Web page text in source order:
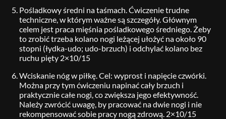
Pośladkowy średni na taśmach. Ćwiczenie trudne
techniczne, w którym ważne są szczegóły. Głównym
celem jest praca mięśnia pośladkowego średniego. Żeby
to zrobić trzeba kolano nogi leżącej ułożyć na około 90
stopni (łydka-udo; udo-brzuch) i odchylać kolano bez
ruchu pięty 2×10/15
Wciskanie nóg w piłkę. Cel: wyprost i napięcie czwórki.
Można przy tym ćwiczeniu napinać cały brzuch i
praktycznie całe nogi, co zwiększa jego efektywność.
Należy zwrócić uwagę, by pracować na dwie nogi i nie
rekompensować sobie pracy nogą zdrową. 2×10/15